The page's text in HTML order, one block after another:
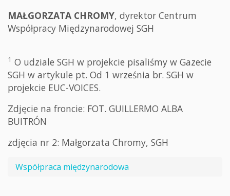
MAŁGORZATA CHROMY, dyrektor Centrum
Współpracy Międzynarodowej SGH
1 O udziale SGH w projekcie pisaliśmy w Gazecie
SGH w artykule pt. Od 1 września br. SGH w
projekcie EUC-VOICES.
Zdjęcie na froncie: FOT. GUILLERMO ALBA
BUITRÓN
zdjęcia nr 2: Małgorzata Chromy, SGH
Współpraca międzynarodowa